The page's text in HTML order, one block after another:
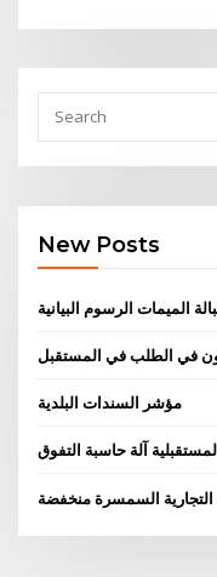
New Posts
الميمات الرسوم البيانية
في الطلب في المستقبل
مؤشر السندات البلدية
آلة حاسبة التفوق
السمسرة منخفضة